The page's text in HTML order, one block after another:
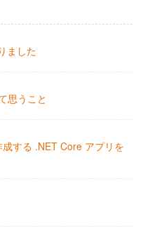
ました
思うこと
する .NET Core アプリを